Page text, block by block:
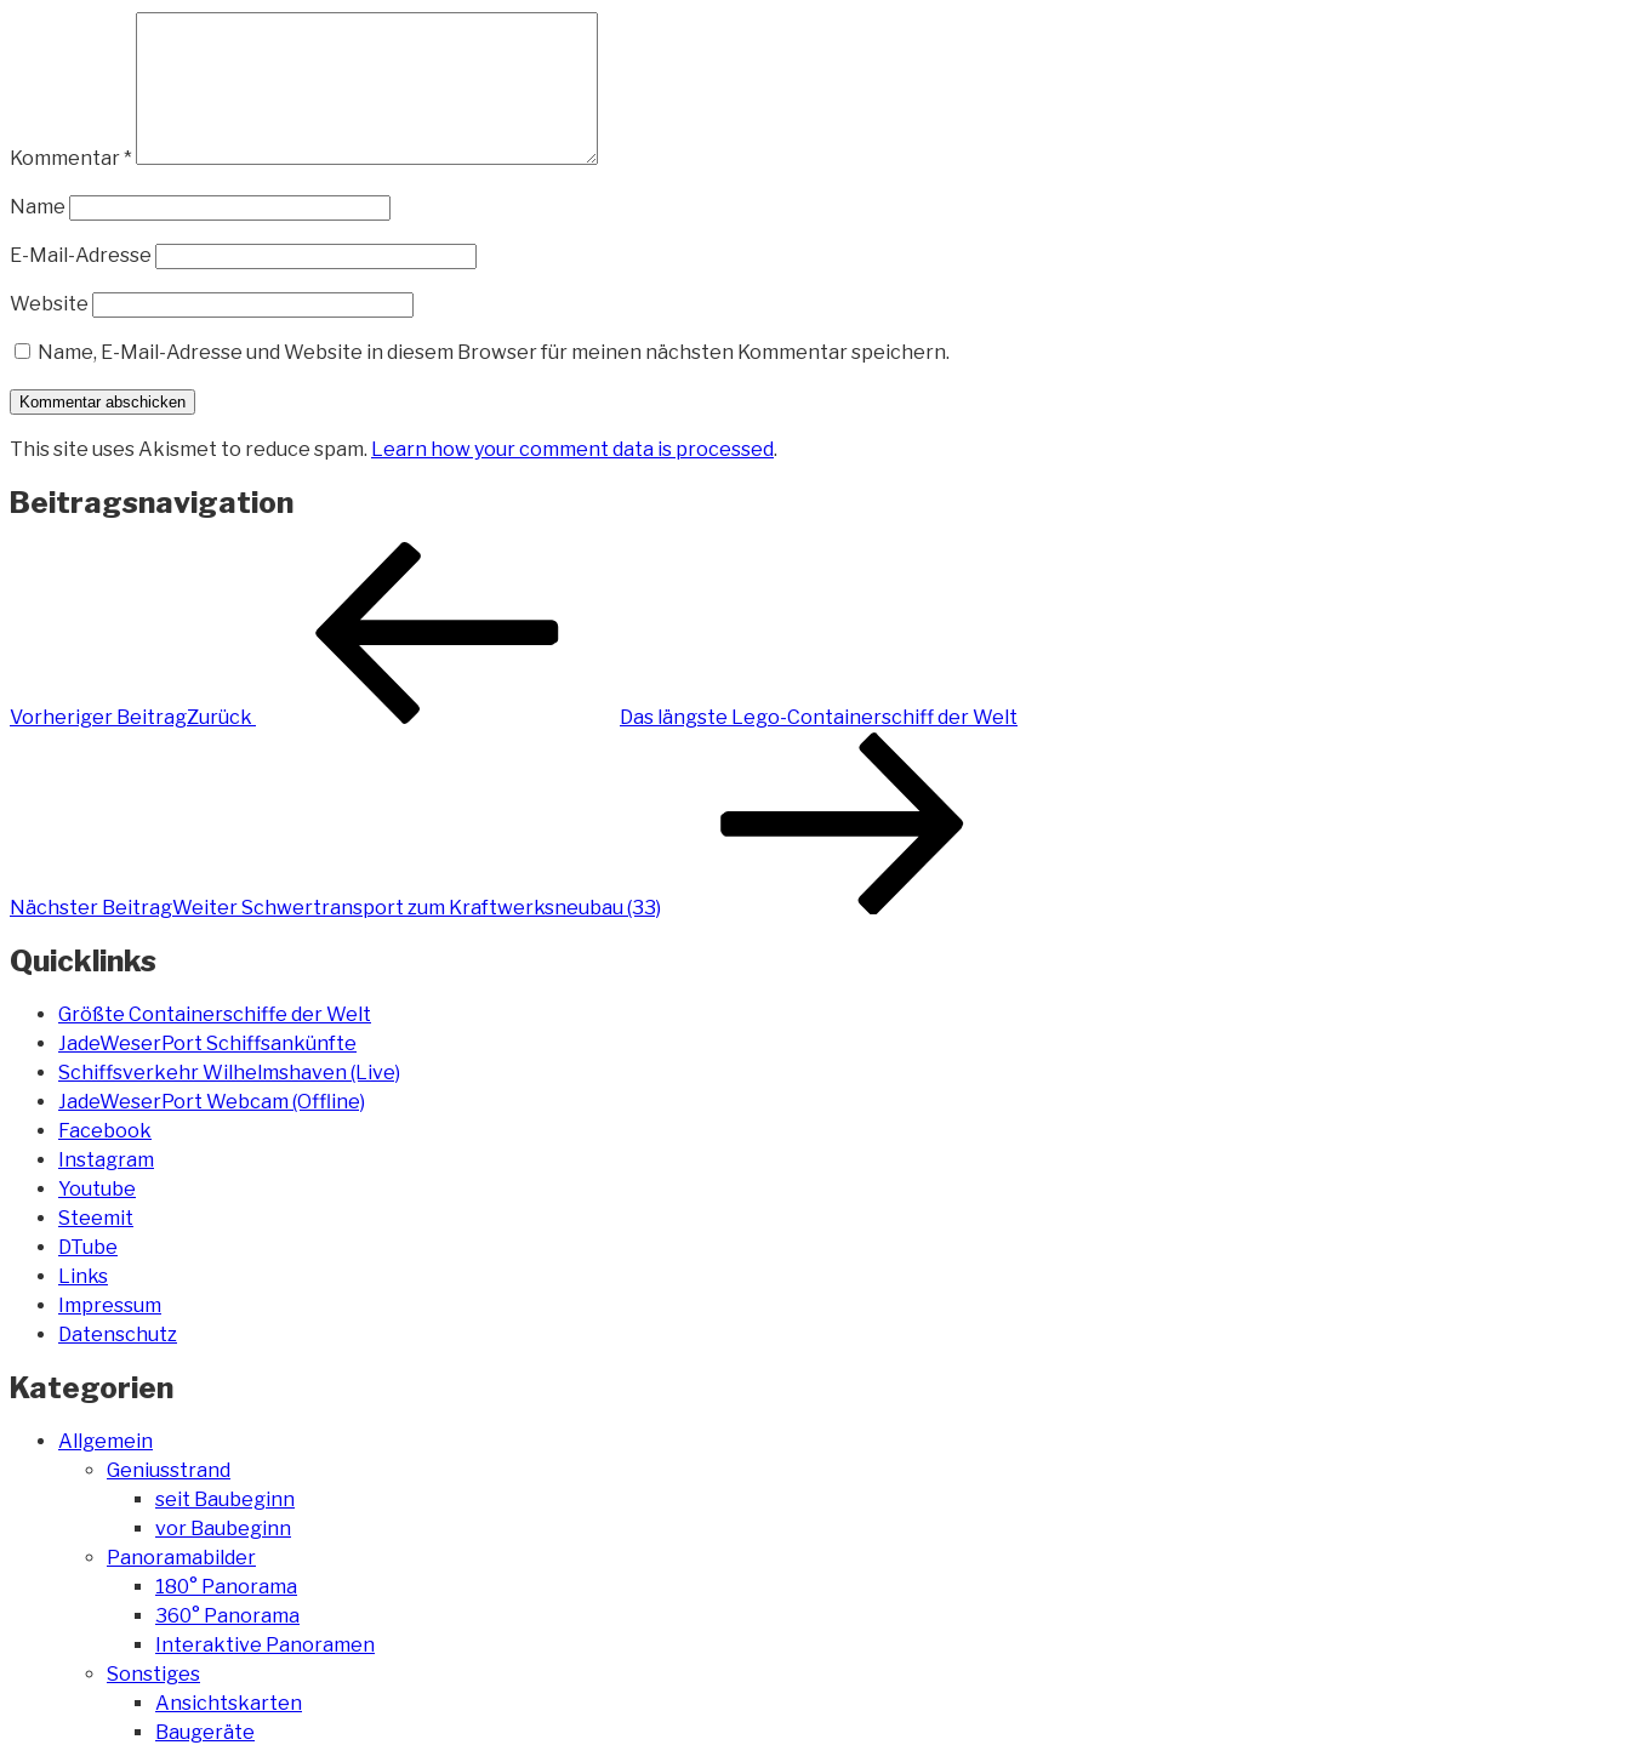
Kommentar*
Name
E-Mail-Adresse
Website
Name, E-Mail-Adresse und Website in diesem Browser für meinen nächsten Kommentar speichern.
This site uses Akismet to reduce spam. Learn how your comment data is processed.
Beitragsnavigation
Vorheriger BeitragZurück Das längste Lego-Containerschiff der Welt
Nächster BeitragWeiterSchwertransport zum Kraftwerksneubau (33)
Quicklinks
Größte Containerschiffe der Welt
JadeWeserPort Schiffsankünfte
Schiffsverkehr Wilhelmshaven (Live)
JadeWeserPort Webcam (Offline)
Facebook
Instagram
Youtube
Steemit
DTube
Links
Impressum
Datenschutz
Kategorien
Allgemein
Geniusstrand
seit Baubeginn
vor Baubeginn
Panoramabilder
180° Panorama
360° Panorama
Interaktive Panoramen
Sonstiges
Ansichtskarten
Baugeräte